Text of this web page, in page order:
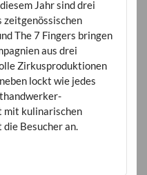
Jahr sind drei
zeitgenössischen
The 7 Fingers bringen
aus drei
Zirkusproduktionen
lockt wie jedes
kulinarischen
Besucher an.